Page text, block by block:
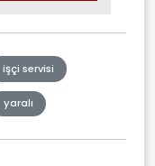
işçi servisi
yaralı